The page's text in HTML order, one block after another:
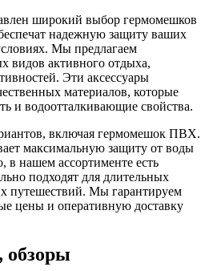
широкий выбор гермомешков
надежную защиту ваших
Мы предлагаем
видов активного отдыха,
Эти аксессуары
материалов, которые
и водоотталкивающие свойства.
включая гермомешок ПВХ.
максимальную защиту от воды
в нашем ассортименте есть
подходят для длительных
путешествий. Мы гарантируем
цены и оперативную доставку
обзоры